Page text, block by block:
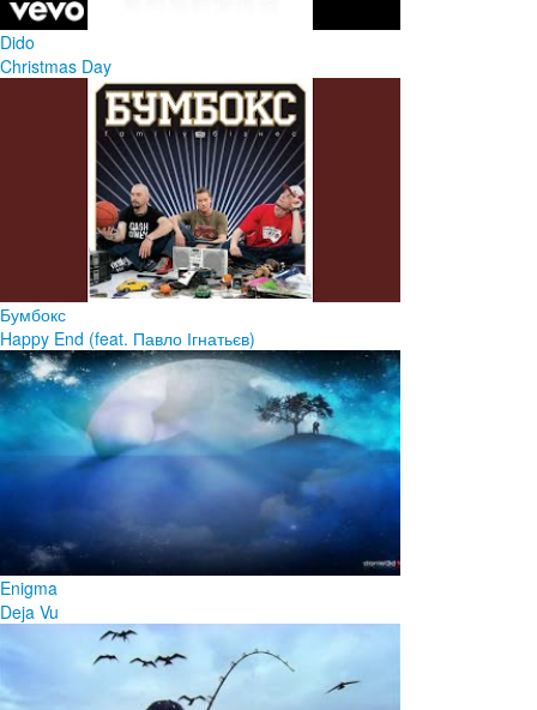
Dido
Christmas Day
Бумбокс
Happy End (feat. Павло Ігнатьєв)
Enigma
Deja Vu